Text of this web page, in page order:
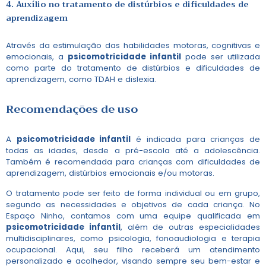
4. Auxílio no tratamento de distúrbios e dificuldades de
aprendizagem
Através da estimulação das habilidades motoras, cognitivas e
emocionais, a psicomotricidade infantil pode ser utilizada
como parte do tratamento de distúrbios e dificuldades de
aprendizagem, como TDAH e dislexia.
Recomendações de uso
A psicomotricidade infantil é indicada para crianças de
todas as idades, desde a pré-escola até a adolescência.
Também é recomendada para crianças com dificuldades de
aprendizagem, distúrbios emocionais e/ou motoras.
O tratamento pode ser feito de forma individual ou em grupo,
segundo as necessidades e objetivos de cada criança. No
Espaço Ninho, contamos com uma equipe qualificada em
psicomotricidade infantil, além de outras especialidades
multidisciplinares, como psicologia, fonoaudiologia e terapia
ocupacional. Aqui, seu filho receberá um atendimento
personalizado e acolhedor, visando sempre seu bem-estar e